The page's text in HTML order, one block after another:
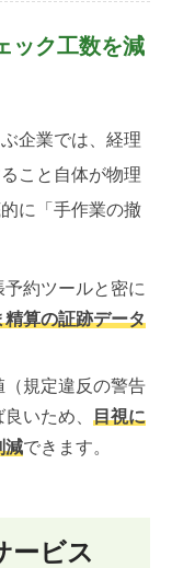
ック工数を減
企業では、経理
こと自体が物理
に「手作業の撤
予約ツールと密に
算の証跡データ
（規定違反の警告
いため、 目視に
減できます。
ービス